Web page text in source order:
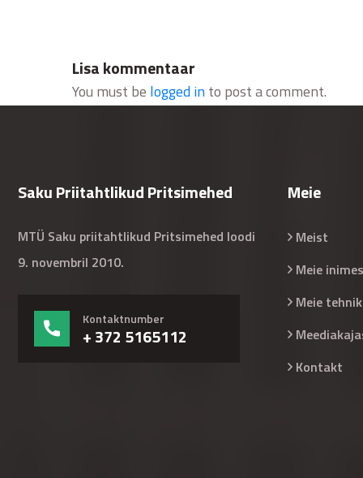
Lisa kommentaar
You must be logged into post a comment.
Saku Priitahtlikud Pritsimehed
MTÜ Saku priitahtlikud Pritsimehed loodi
9. novembril 2010.
Kontaktnumber
+ 372 5165112
Meie
Meist
Meie
Meie
Kontakt